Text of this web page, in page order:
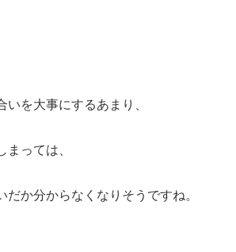
いを大事にするあまり、
まっては、
だか分からなくなりそうですね。